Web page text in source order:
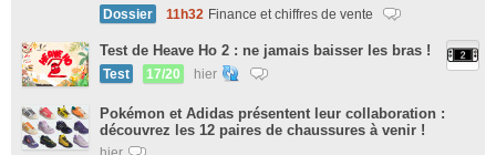
Dossier 11h32 Finance et chiffres de vente
Test de Heave Ho 2 : ne jamais baisser les bras !
Test 17/20 hier
Pokémon et Adidas présentent leur collaboration :
découvrez les 12 paires de chaussures à venir !